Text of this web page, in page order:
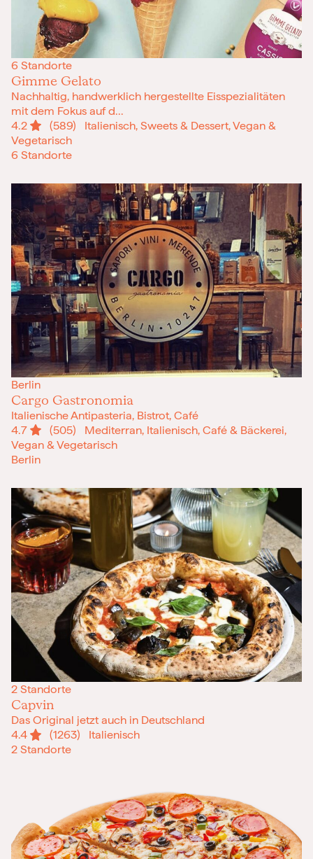
6 Standorte
Gimme Gelato
Nachhaltig, handwerklich hergestellte Eisspezialitäten
mit dem Fokus auf d...
4.2
(589) Italienisch, Sweets & Dessert, Vegan &
Vegetarisch
6 Standorte
Berlin
Cargo Gastronomia
Italienische Antipasteria, Bistrot, Café
4.7
(505) Mediterran, Italienisch, Café & Bäckerei,
Vegan & Vegetarisch
Berlin
2 Standorte
Capvin
Das Original jetzt auch in Deutschland
4.4
(1263) Italienisch
2 Standorte